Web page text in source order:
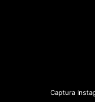
Captura